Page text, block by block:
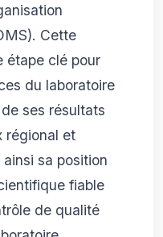
Cette
étape clé pour
du laboratoire
ses résultats
régional et
sa position
fiable
de qualité